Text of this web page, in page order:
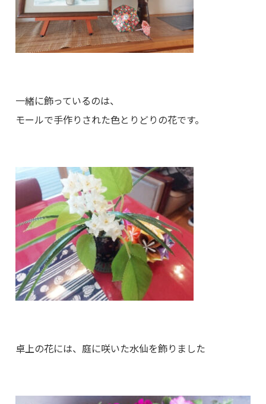
一緒に飾っているのは、
モールで手作りされた色とりどりの花です。
卓上の花には、庭に咲いた水仙を飾りました